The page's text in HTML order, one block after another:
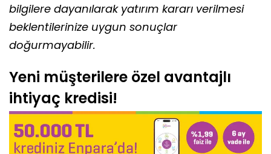
bilgilere dayanılarak yatırım kararı verilmesi
beklentilerinize uygun sonuçlar
doğurmayabilir.
Yeni müşterilere özel avantajlı
ihtiyaç kredisi!